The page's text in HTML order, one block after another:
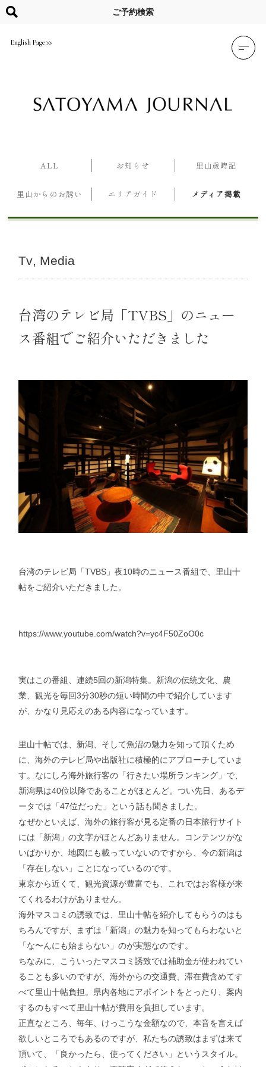
content
English Page
ご予約検索
ALL お知らせ 里山歳時記
里山からのお誘い エリアガイド メディア掲載
Tv Media
台湾のテレビ局「TVBS」のニュー
ス番組でご紹介いただきました
台湾のテレビ局「TVBS」夜10時のニュース番組で、里山十
帖をご紹介いただきました。
https://www.youtube.com/watch?v=yc4F50ZoO0c
実はこの番組、連続5回の新潟特集。新潟の伝統文化、農
業、観光を毎回3分30秒の短い時間の中で紹介しています
が、かなり見応えのある内容になっています。
里山十帖では、新潟、そして魚沼の魅力を知って頂くため
に、海外のテレビ局や出版社に積極的にアプローチしていま
す。なにしろ海外旅行客の「行きたい場所ランキング」で、
新潟県は40位以降であることがほとんど。つい先日、あるデ
ータでは「47位だった」という話も聞きました。
なぜかといえば、海外の旅行客が見る定番の日本旅行サイト
には「新潟」の文字がほとんどありません。コンテンツがな
いばかりか、地図にも載っていないのですから、今の新潟は
「存在しない」ことになっているのです。
東京から近くて、観光資源が豊富でも、これではお客様が来
てくれるわけがありません。
海外マスコミの誘致では、里山十帖を紹介してもらうのはも
ちろんですが、まずは「新潟」の魅力を知ってもらわないと
「な〜んにも始まらない」のが実態なのです。
ちなみに、こういったマスコミ誘致では補助金が使われてい
ることも多いのですが、海外からの交通費、滞在費含めてす
べて里山十帖負担。県内各地にアポイントをとったり、案内
するのもすべて里山十帖が費用を負担しています。
正直なところ、毎年、けっこうな金額なので、本音を言えば
欲しいところでもあるのですが、私たちの誘致はまずは来て
頂いて、「良かったら、使ってください」というスタイル。